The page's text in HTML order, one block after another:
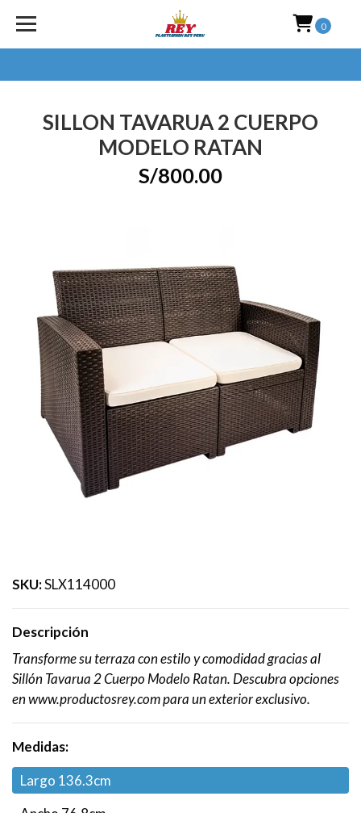
0
SILLON TAVARUA 2 CUERPO
MODELO RATAN
S/800.00
SKU:SLX114000
Descripción
Transforme su terraza con estilo y comodidad gracias al
Sillón Tavarua 2 Cuerpo Modelo Ratan. Descubra opciones
en www.productosrey.com para un exterior exclusivo.
Medidas:
Largo 136.3cm